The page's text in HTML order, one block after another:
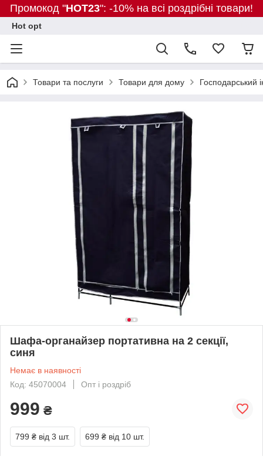
Промокод "HOT23": -10% на всі роздрібні товари!
Hot opt
Товари та послуги Товари для дому Господарський
Шафа-органайзер портативна на 2 секції,
синя
Немає в наявності
Код: 45070004
Опт і роздріб
999 ₴
799 ₴ від 3 шт. 699 ₴ від 10 шт.